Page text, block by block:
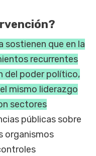
sostienen que en la
recurrentes
del poder político,
mismo liderazgo
sectores
públicas sobre
organismos